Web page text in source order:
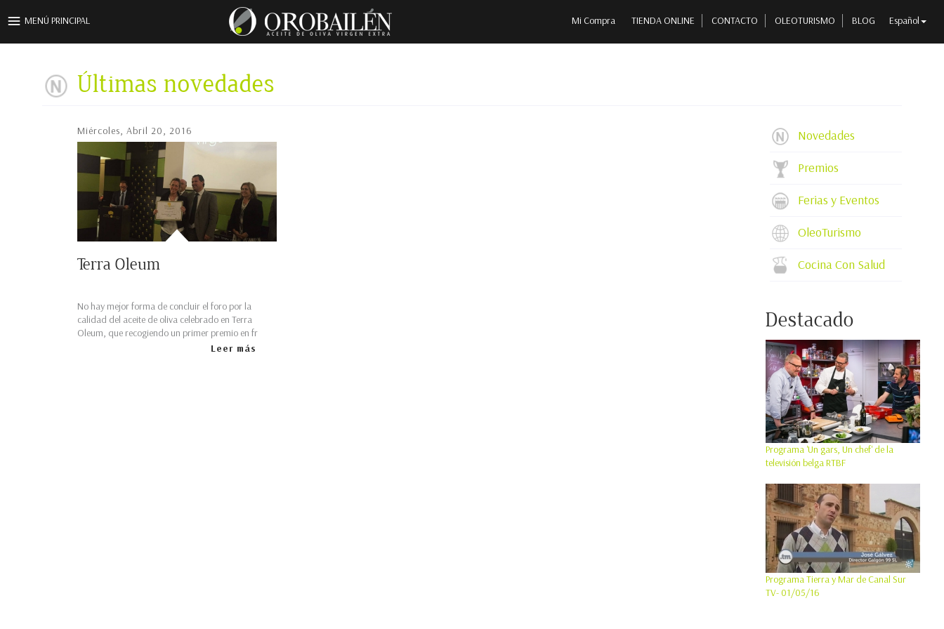
MENÚ PRINCIPAL
Mi Compra TIENDA ONLINE CONTACTO OLEOTURISMO BLOG Español
Últimas novedades
Novedades
Premios
Ferias y Eventos
OleoTurismo
Cocina Con Salud
Destacado
Programa 'Un gars, Un chef' de la
televisión belga RTBF
Programa Tierra y Mar de Canal Sur
TV- 01/05/16
Miércoles, Abril 20, 2016
Terra Oleum
No hay mejor forma de concluir el foro por la
calidad del aceite de oliva celebrado en Terra
Oleum, que recogiendo un primer premio en fr
Leer más